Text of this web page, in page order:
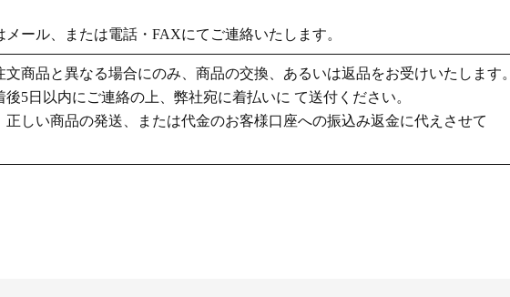
ール、または電話・FAXにてご連絡いたします。
文商品と異なる場合にのみ、商品の交換、あるいは返品をお受けいたします。
5日以内にご連絡の上、弊社宛に着払いに て送付ください。
正しい商品の発送、または代金のお客様口座への振込み返金に代えさせて